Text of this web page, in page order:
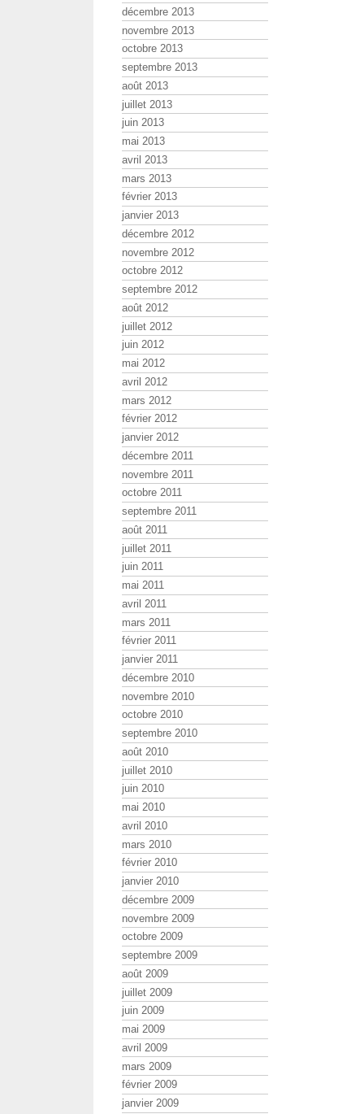
décembre 2013
novembre 2013
octobre 2013
septembre 2013
août 2013
juillet 2013
juin 2013
mai 2013
avril 2013
mars 2013
février 2013
janvier 2013
décembre 2012
novembre 2012
octobre 2012
septembre 2012
août 2012
juillet 2012
juin 2012
mai 2012
avril 2012
mars 2012
février 2012
janvier 2012
décembre 2011
novembre 2011
octobre 2011
septembre 2011
août 2011
juillet 2011
juin 2011
mai 2011
avril 2011
mars 2011
février 2011
janvier 2011
décembre 2010
novembre 2010
octobre 2010
septembre 2010
août 2010
juillet 2010
juin 2010
mai 2010
avril 2010
mars 2010
février 2010
janvier 2010
décembre 2009
novembre 2009
octobre 2009
septembre 2009
août 2009
juillet 2009
juin 2009
mai 2009
avril 2009
mars 2009
février 2009
janvier 2009